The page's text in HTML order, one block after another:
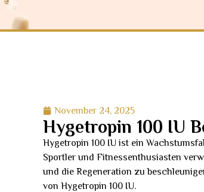
November 24, 2025
Hygetropin 100 IU
Hygetropin 100 IU ist ein
Sportler und Fitnessenthusiasten
und die Regeneration zu
von Hygetropin 100 IU.